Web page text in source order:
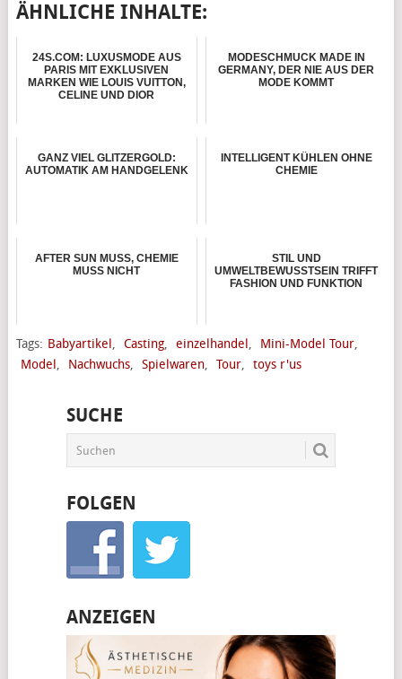
ÄHNLICHE INHALTE:
24S.COM: LUXUSMODE AUS
PARIS MIT EXKLUSIVEN
MARKEN WIE LOUIS VUITTON,
CELINE UND DIOR
MODESCHMUCK MADE IN
GERMANY, DER NIE AUS DER
MODE KOMMT
GANZ VIEL GLITZERGOLD:
AUTOMATIK AM HANDGELENK
INTELLIGENT KÜHLEN OHNE
CHEMIE
AFTER SUN MUSS, CHEMIE
MUSS NICHT
STIL UND
UMWELTBEWUSSTSEIN TRIFFT
FASHION UND FUNKTION
Tags: Babyartikel, Casting, einzelhandel, Mini-Model Tour,
Model, Nachwuchs, Spielwaren, Tour, toys r'us
SUCHE
FOLGEN
ANZEIGEN